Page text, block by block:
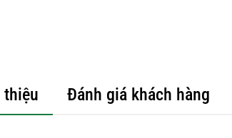
thiệu Đánh giá khách hàng